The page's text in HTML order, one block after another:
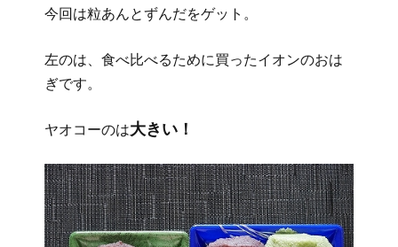
今回は粒あんとずんだをゲット。
左のは、食べ比べるために買ったイオンのおは
ぎです。
ヤオコーのは大きい！